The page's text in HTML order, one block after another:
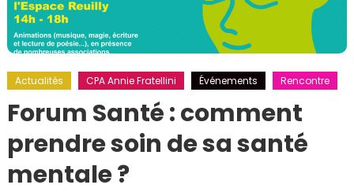
Actualités CPA Annie Fratellini Événements Rencontre
Forum Santé : comment
prendre soin de sa santé
mentale ?